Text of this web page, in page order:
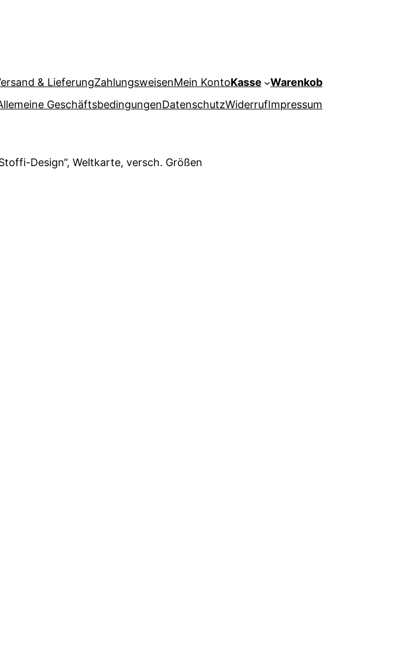
& LieferungZahlungsweisenMein KontoKasse
Warenkob
GeschäftsbedingungenDatenschutzWiderrufImpressum
Design“, Weltkarte, versch. Größen